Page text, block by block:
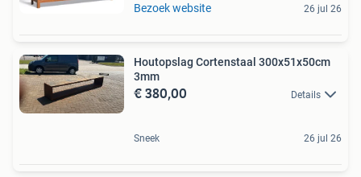
Bezoek website 26 jul 26
Houtopslag Cortenstaal 300x51x50cm
3mm
€ 380,00 Details
Sneek 26 jul 26